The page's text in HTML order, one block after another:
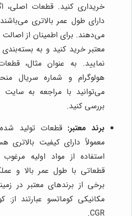
خریداری کنید. قطعات اصلی،
دارای طول عمر بالاتری
می‌دهند. برای اطمینان از اصالت
معتبر خرید کنید و به
نمایید. به عنوان مثال،
هولوگرام و شماره سریال
می‌توانید با مراجعه به سایت
بررسی کنید.
برند معتبر: قطعات تولید
معمولاً دارای کیفیت بالاتری
استفاده از مواد اولیه
قطعاتی با طول عمر بالا و
برخی از برندهای معتبر در
CGR.